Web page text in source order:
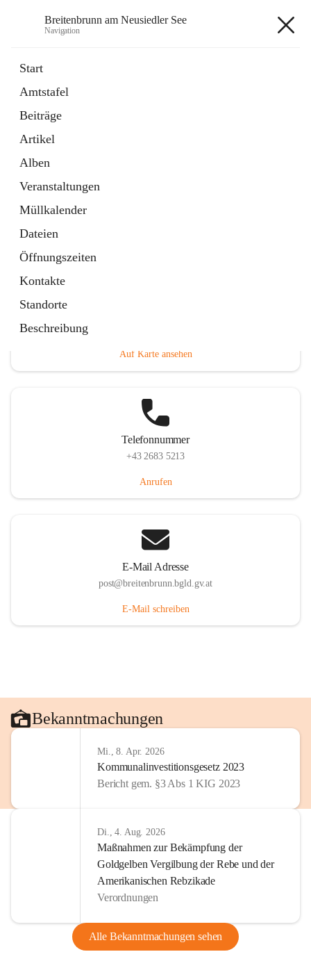
Breitenbrunn am Neusiedler See
Navigation
Start
Amtstafel
Beiträge
Artikel
Alben
Veranstaltungen
Müllkalender
Dateien
Öffnungszeiten
Kontakte
Standorte
Beschreibung
18 Schnellzugriffe
Gemeindeservice
Auf Karte ansehen
Telefonnummer
+43 2683 5213
Anrufen
E-Mail Adresse
post@breitenbrunn.bgld.gv.at
E-Mail schreiben
Bekanntmachungen
Mi., 8. Apr. 2026
Kommunalinvestitionsgesetz 2023
Bericht gem. §3 Abs 1 KIG 2023
Di., 4. Aug. 2026
Maßnahmen zur Bekämpfung der
Goldgelben Vergilbung der Rebe und der
Amerikanischen Rebzikade
Verordnungen
Alle Bekanntmachungen sehen